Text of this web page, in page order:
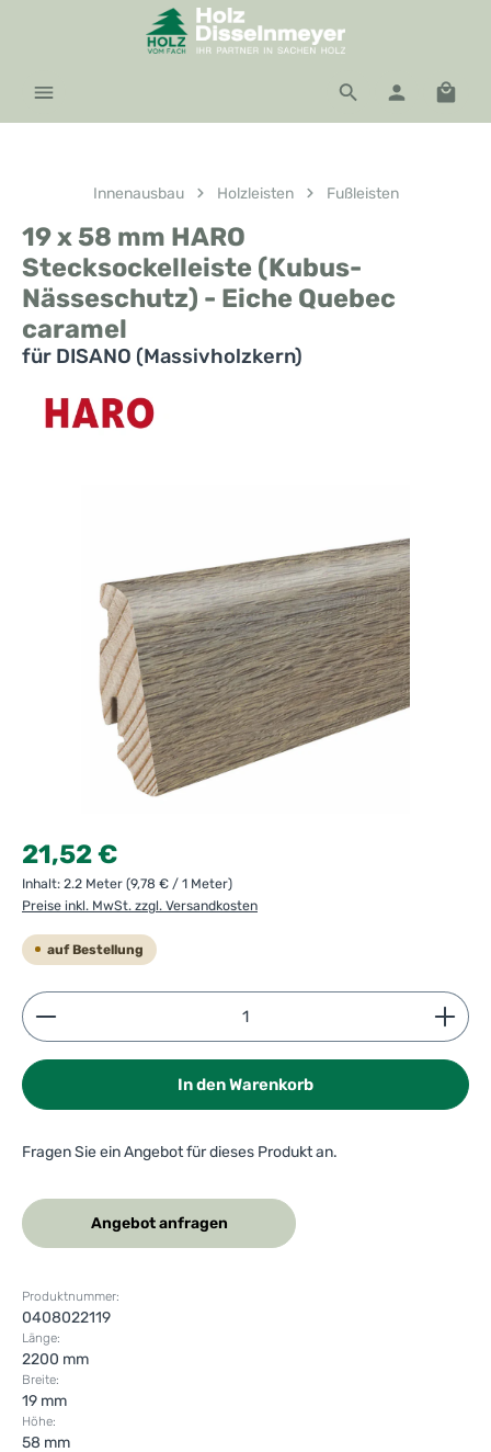
Zum Hauptinhalt springen
Innenausbau Holzleisten Fußleisten
19 x 58 mm HARO
Stecksockelleiste (Kubus-
Nässeschutz) - Eiche Quebec
caramel
für DISANO (Massivholzkern)
Regulärer Preis:
21,52 €
Inhalt: 2.2 Meter (9,78 € / 1 Meter)
Preise inkl. MwSt. zzgl. Versandkosten
auf Bestellung
Produkt Anzahl: Gib den gewünschten Wert ein
In den Warenkorb
Fragen Sie ein Angebot für dieses Produkt an.
Angebot anfragen
Produktnummer:
0408022119
Länge:
2200 mm
Breite:
19 mm
Höhe:
58 mm